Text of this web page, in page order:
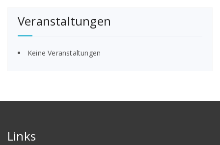
Veranstaltungen
Keine Veranstaltungen
Links